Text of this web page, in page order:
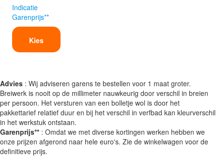
Indicatie
Garenprijs**
Kies
Advies : Wij adviseren garens te bestellen voor 1 maat groter.
Breiwerk is nooit op de millimeter nauwkeurig door verschil in breien
per persoon. Het versturen van een bolletje wol is door het
pakkettarief relatief duur en bij het verschil in verfbad kan kleurverschil
in het werkstuk ontstaan.
Garenprijs** : Omdat we met diverse kortingen werken hebben we
onze prijzen afgerond naar hele euro's. Zie de winkelwagen voor de
definitieve prijs.